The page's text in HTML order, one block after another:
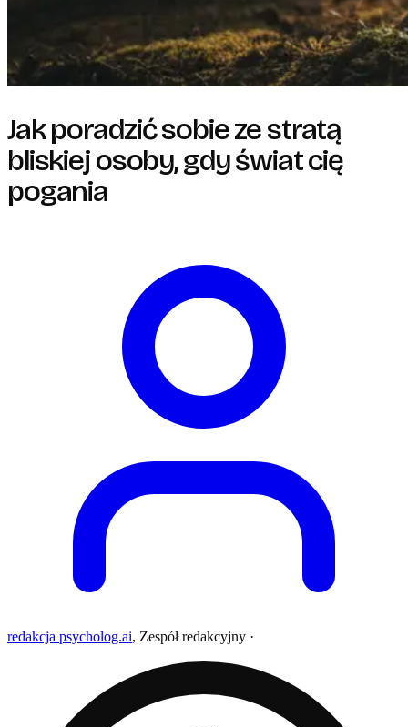
Jak poradzić sobie ze stratą
bliskiej osoby, gdy świat cię
pogania
redakcja psycholog.ai, Zespół redakcyjny ·